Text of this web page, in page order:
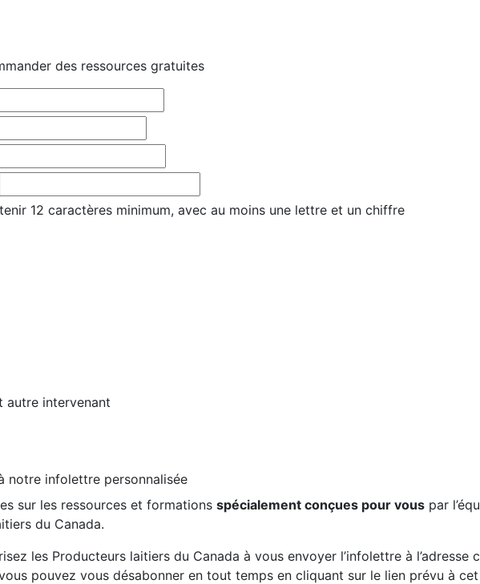
des ressources gratuites
12 caractères minimum, avec au moins une lettre et un chiffre
autre intervenant
notre infolettre personnalisée
sur les ressources et formations spécialement conçues pour vous par
du Canada.
les Producteurs laitiers du Canada à vous envoyer l’infolettre à l’adresse
pouvez vous désabonner en tout temps en cliquant sur le lien prévu à